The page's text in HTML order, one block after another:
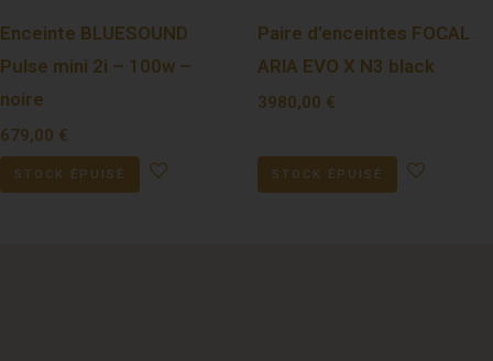
Enceinte BLUESOUND
Pulse mini 2i – 100w –
noire
679,00 €
STOCK ÉPUISÉ
Paire d’enceintes FOCAL
ARIA EVO X N3 black
3980,00 €
STOCK ÉPUISÉ